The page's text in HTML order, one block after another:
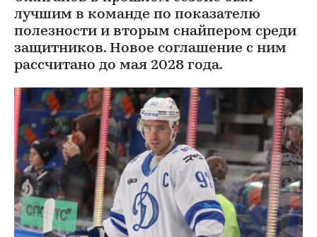
лучшим в команде по показателю
полезности и вторым снайпером среди
защитников. Новое соглашение с ним
рассчитано до мая 2028 года.